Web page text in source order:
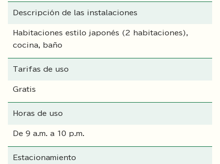
Descripción de las instalaciones
Habitaciones estilo japonés (2 habitaciones),
cocina, baño
Tarifas de uso
Gratis
Horas de uso
De 9 a.m. a 10 p.m.
Estacionamiento